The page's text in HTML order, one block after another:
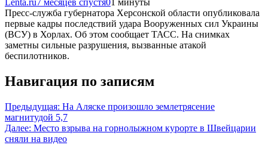
Пресс-служба губернатора Херсонской области опубликовала
первые кадры последствий удара Вооруженных сил Украины
(ВСУ) в Хорлах. Об этом сообщает ТАСС. На снимках
заметны сильные разрушения, вызванные атакой
беспилотников.
Навигация по записям
Предыдущая: На Аляске произошло землетрясение
магнитудой 5,7
Далее: Место взрыва на горнолыжном курорте в Швейцарии
сняли на видео